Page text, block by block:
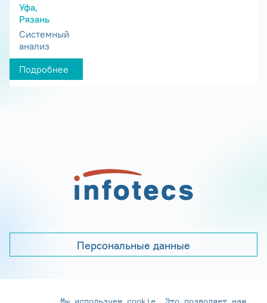
Уфа,
Рязань
Системный
анализ
Подробнее
Персональные данные
Мы используем cookie. Это позволяет нам